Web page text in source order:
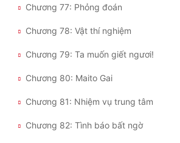
Chương 77: Phỏng đoán
Chương 78: Vật thí nghiệm
Chương 79: Ta muốn giết ngươi!
Chương 80: Maito Gai
Chương 81: Nhiệm vụ trung tâm
Chương 82: Tình báo bất ngờ